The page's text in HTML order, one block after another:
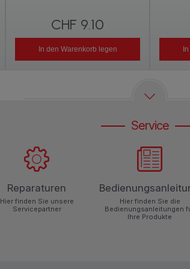
CHF 9.10
In den Warenkorb legen
Service
Reparaturen
Hier finden Sie unsere
Servicepartner
Hier finden Sie die
Bedienungsanleitungen
Ihre Produkte